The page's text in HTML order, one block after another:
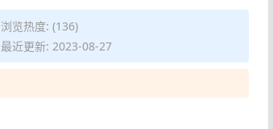
浏览热度: (136)
最近更新: 2023-08-27